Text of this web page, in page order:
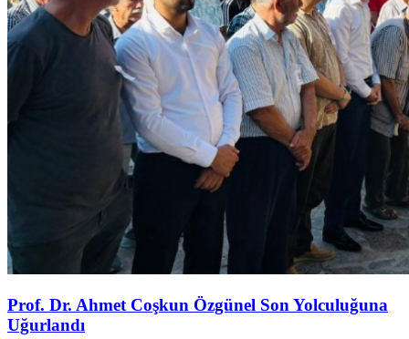
Prof. Dr. Ahmet Coşkun Özgünel Son Yolculuğuna
Uğurlandı